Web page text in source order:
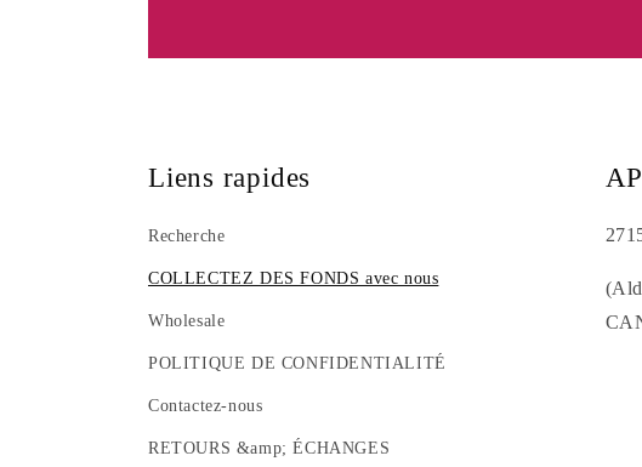
Liens rapides
Recherche
COLLECTEZ DES FONDS avec nous
Wholesale
POLITIQUE DE CONFIDENTIALITÉ
Contactez-nous
RETOURS &amp; ÉCHANGES